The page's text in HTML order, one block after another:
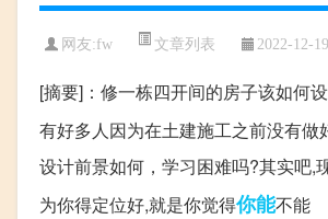
网友:fw 文章列表 2022-12-
[摘要]：修一栋四开间的房子该如何
有好多人因为在土建施工之前没有
设计前景如何，学习困难吗?其实吧,
为你得定位好,就是你觉得你能不能